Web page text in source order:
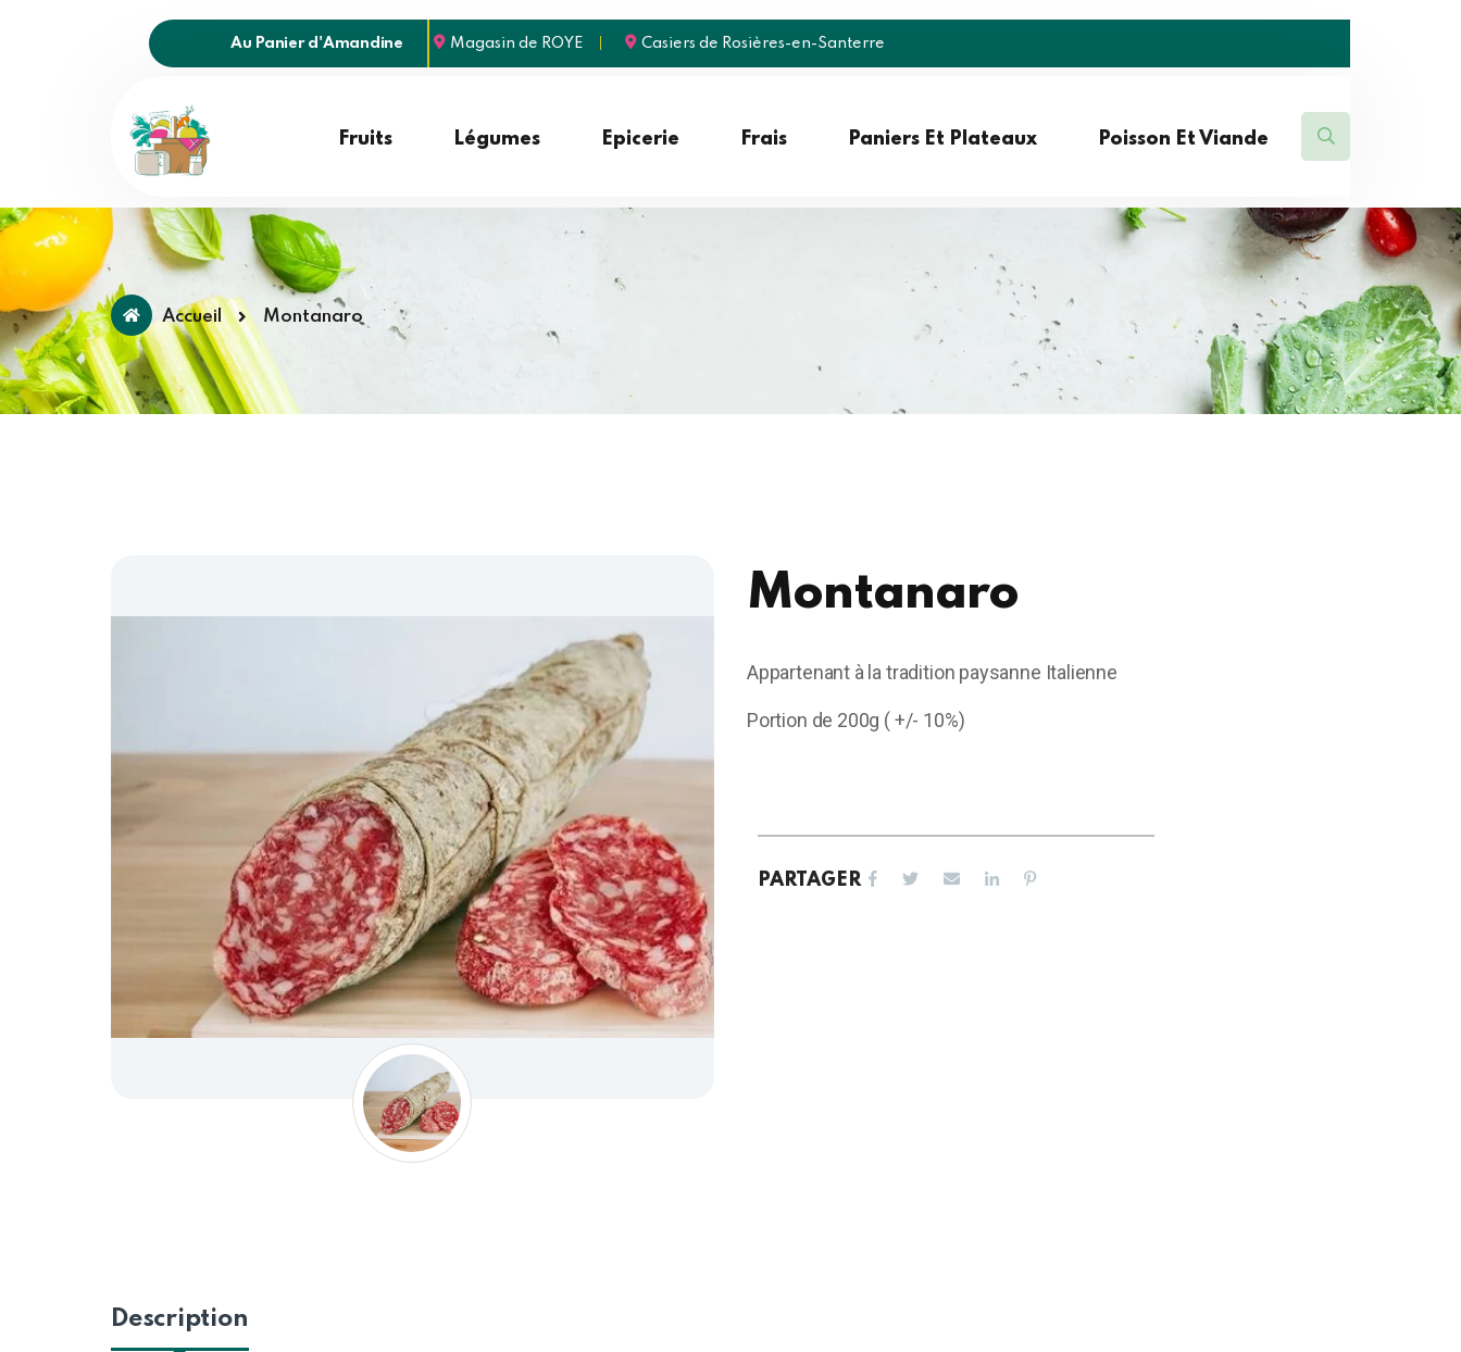
Au Panier d'Amandine Magasin de ROYE Casiers de Rosières-en-Santerre
Fruits Légumes Epicerie Frais Paniers Et Plateaux Poisson Et Viande
Accueil Montanaro
Montanaro
Appartenant à la tradition paysanne Italienne
Portion de 200g ( +/- 10%)
PARTAGER
Description